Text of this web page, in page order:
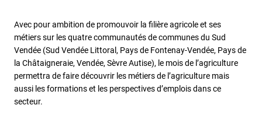
Avec pour ambition de promouvoir la filière agricole et ses
métiers sur les quatre communautés de communes du Sud
Vendée (Sud Vendée Littoral, Pays de Fontenay-Vendée, Pays de
la Châtaigneraie, Vendée, Sèvre Autise), le mois de l’agriculture
permettra de faire découvrir les métiers de l’agriculture mais
aussi les formations et les perspectives d’emplois dans ce
secteur.